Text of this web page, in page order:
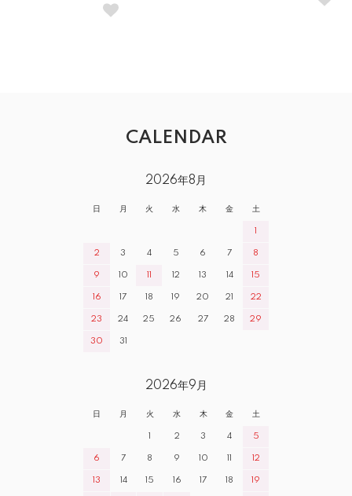
CALENDAR
2026年8月
日 月 火 水 木 金 土
1
2 3 4 5 6 7 8
9 10 11 12 13 14 15
16 17 18 19 20 21 22
23 24 25 26 27 28 29
30 31
2026年9月
日 月 火 水 木 金 土
1 2 3 4 5
6 7 8 9 10 11 12
13 14 15 16 17 18 19